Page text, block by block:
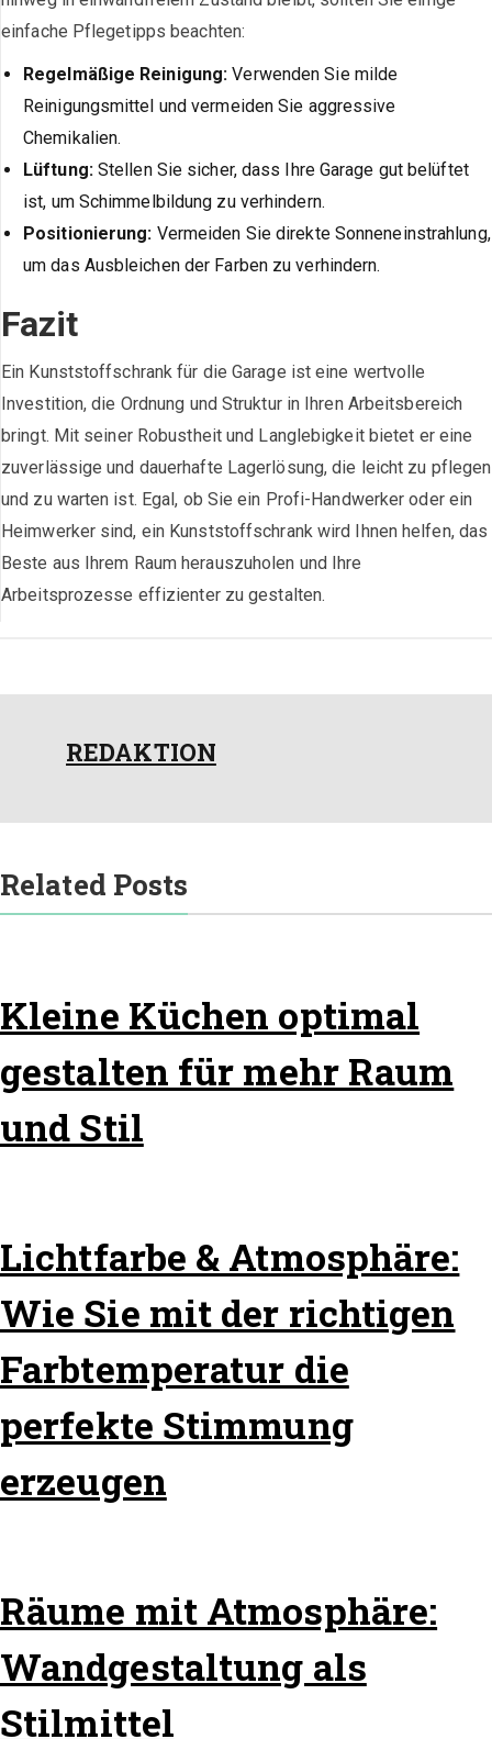
einfache Pflegetipps beachten:
Regelmäßige Reinigung: Verwenden Sie milde
Reinigungsmittel und vermeiden Sie aggressive
Chemikalien.
Lüftung:Stellen Sie sicher, dass Ihre Garage gut belüftet
ist, um Schimmelbildung zu verhindern.
Positionierung: Vermeiden Sie direkte Sonneneinstrahlung,
um das Ausbleichen der Farben zu verhindern.
Fazit
Ein Kunststoffschrank für die Garage ist eine wertvolle
Investition, die Ordnung und Struktur in Ihren Arbeitsbereich
bringt. Mit seiner Robustheit und Langlebigkeit bietet er eine
zuverlässige und dauerhafte Lagerlösung, die leicht zu pflegen
und zu warten ist. Egal, ob Sie ein Profi-Handwerker oder ein
Heimwerker sind, ein Kunststoffschrank wird Ihnen helfen, das
Beste aus Ihrem Raum herauszuholen und Ihre
Arbeitsprozesse effizienter zu gestalten.
REDAKTION
Related Posts
Kleine Küchen optimal
gestalten für mehr Raum
und Stil
Lichtfarbe & Atmosphäre:
Wie Sie mit der richtigen
Farbtemperatur die
perfekte Stimmung
erzeugen
Räume mit Atmosphäre:
Wandgestaltung als
Stilmittel